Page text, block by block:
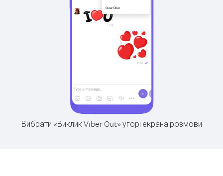
Вибрати «Виклик Viber Out» угорі екрана розмови